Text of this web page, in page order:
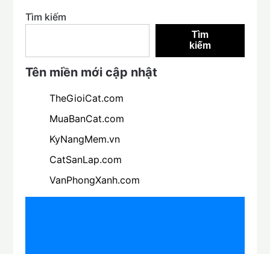
Tìm kiếm
Tìm
kiếm
Tên miền mới cập nhật
TheGioiCat.com
MuaBanCat.com
KyNangMem.vn
CatSanLap.com
VanPhongXanh.com